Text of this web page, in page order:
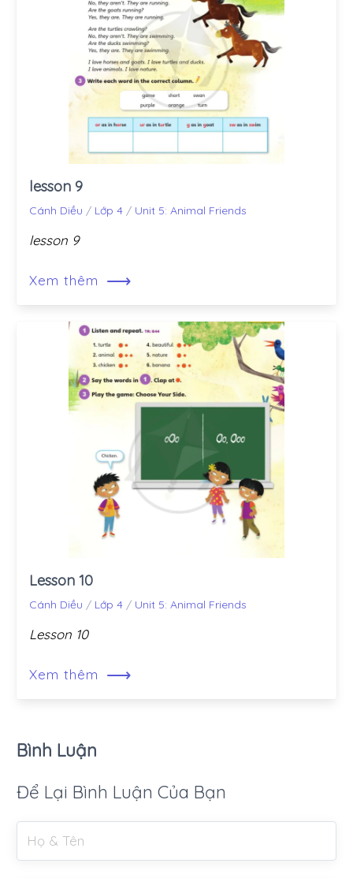
lesson 9
Cánh Diều / Lớp 4 / Unit 5: Animal Friends
lesson 9
Xem thêm ⟶
Lesson 10
Cánh Diều / Lớp 4 / Unit 5: Animal Friends
Lesson 10
Xem thêm ⟶
Bình Luận
Để Lại Bình Luận Của Bạn